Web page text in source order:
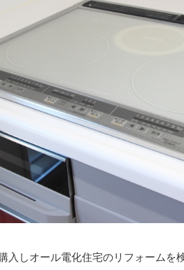
入しオール電化住宅のリフォームを